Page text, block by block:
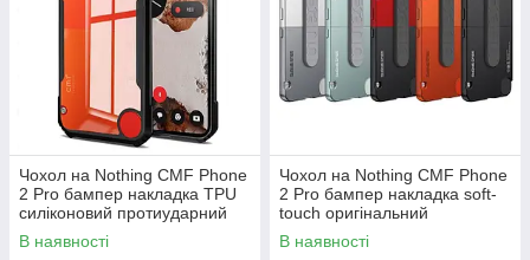
Чохол на Nothing CMF Phone
2 Pro бампер накладка TPU
силіконовий протиударний
прозорий "POLICOR"
В наявності
Чохол на Nothing CMF Phone
2 Pro бампер накладка soft-
touch оригінальний
протиударний "CMF-BAND"
В наявності